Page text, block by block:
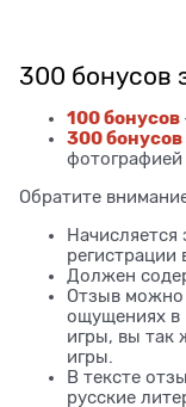
300 бонусов
100 бонусов
300 бонусов
фотографией
Обратите
регистрации
Должен
Отзыв можно
ощущениях в
игры, вы так
игры.
В тексте
русские